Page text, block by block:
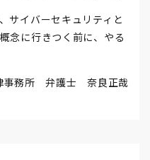
サイバーセキュリティと
念に行きつく前に、やる
事務所 弁護士 奈良正哉